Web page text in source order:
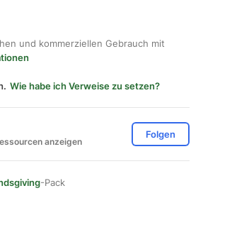
und kommerziellen Gebrauch mit
Wie habe ich Verweise zu setzen?
anzeigen
Folgen
-Pack